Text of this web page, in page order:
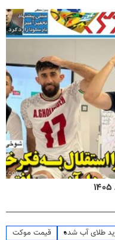
طلای آب شده
قیمت موکت